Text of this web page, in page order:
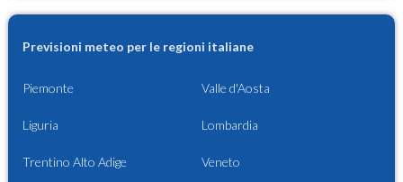
Previsioni meteo per le regioni italiane
Piemonte Valle d'Aosta
Liguria Lombardia
Trentino Alto Adige Veneto